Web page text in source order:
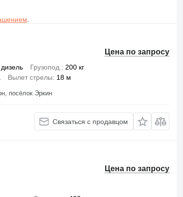
Цена по запросу
дизель Грузопод.
200 кг
Вылет стрелы 18 м
посёлок Эркин
Связаться с продавцом
Цена по запросу